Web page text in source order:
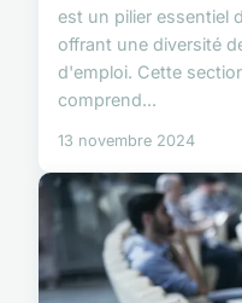
est un pilier essentiel
offrant une diversité
d'emploi. Cette
comprend...
13 novembre 2024